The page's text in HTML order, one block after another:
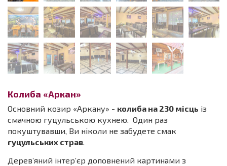
Колиба «Аркан»
Основний козир «Аркану» - колиба на 230 місць із
смачною гуцульською кухнею. Один раз
покуштувавши, Ви ніколи не забудете смак
гуцульських страв.
Дерев’яний інтер’єр доповнений картинами з